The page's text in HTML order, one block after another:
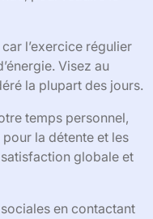
l’exercice régulier
Visez au
la plupart des jours.
temps personnel,
la détente et les
globale et
en contactant